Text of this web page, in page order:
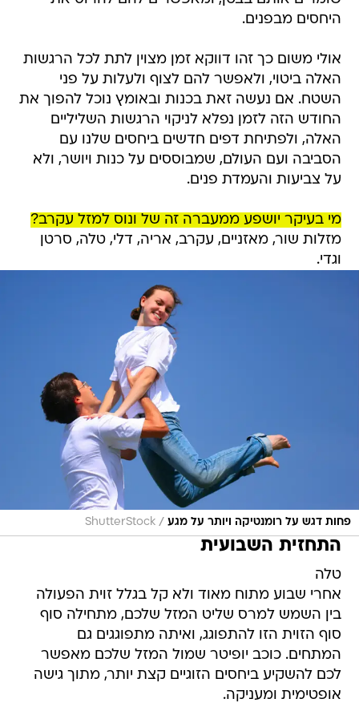
היחסים מבפנים.
אולי משום כך זהו דווקא זמן מצוין לתת לכל הרגשות
האלה ביטוי, ולאפשר להם לצוף ולעלות על פני
השטח. אם נעשה זאת בכנות ובאומץ נוכל להפוך את
החודש הזה לזמן נפלא לניקוי הרגשות השליליים
האלה, ולפתיחת דפים חדשים ביחסים שלנו עם
הסביבה ועם העולם, שמבוססים על כנות ויושר, ולא
על צביעות והעמדת פנים.
מי בעיקר יושפע ממעברה זה של ונוס למזל עקרב?
מזלות שור, מאזניים, עקרב, אריה, דלי, טלה, סרטן
וגדי.
פחות דגש על רומנטיקה ויותר על מגע /
ShutterStock
התחזית השבועית
טלה
אחרי שבוע מתוח מאוד ולא קל בגלל זוית הפעולה
בין השמש למרס שליט המזל שלכם, מתחילה סוף
סוף הזוית הזו להתפוגג, ואיתה מתפוגגים גם
המתחים. כוכב יופיטר שמול המזל שלכם מאפשר
לכם להשקיע ביחסים הזוגיים קצת יותר, מתוך גישה
אופטימית ומעניקה.